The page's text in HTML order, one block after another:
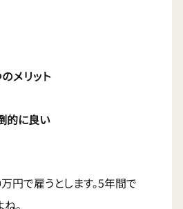
メリット
的に良い
円で雇うとします。5年間で
。